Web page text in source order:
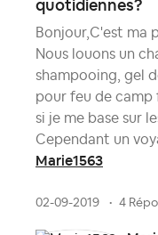
quotidiennes?
Bonjour,C'est ma
Nous louons un
shampooing, gel
pour feu de camp
si je me base sur
Cependant un
Marie1563
02-09-2019 4